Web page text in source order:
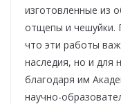
изготовленные из
отщепы и чешуйки.
что эти работы
наследия, но и для
благодаря им
научно-